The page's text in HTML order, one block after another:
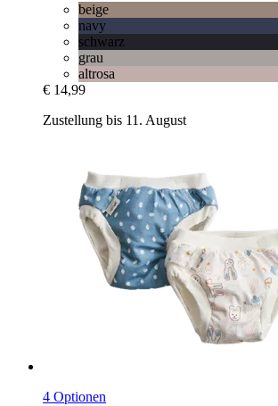
beige
navy
schwarz
grau
altrosa
€ 14,99
Zustellung bis 11. August
4 Optionen